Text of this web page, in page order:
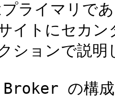
ライマリであ
イトにセカ
ションで説明
の構成